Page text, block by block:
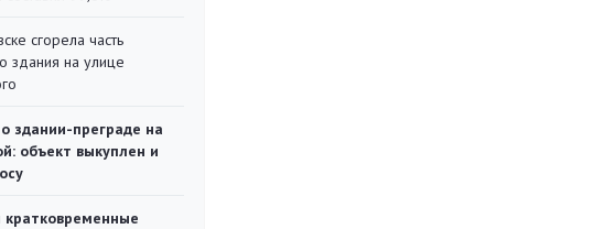
сгорела часть
здания на улице
здании-преграде на
объект выкуплен и